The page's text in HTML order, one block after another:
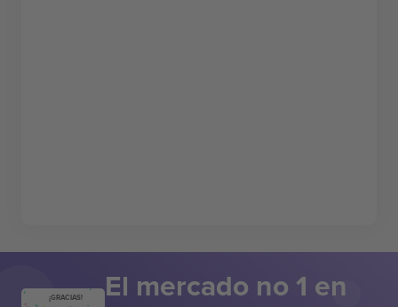
¡GRACIAS! El mercado no 1 en